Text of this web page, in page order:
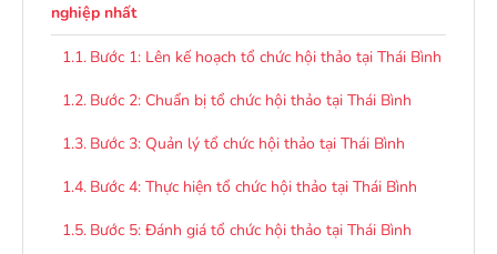
nghiệp nhất
Bước 1: Lên kế hoạch tổ chức hội thảo tại Thái Bình
Bước 2: Chuẩn bị tổ chức hội thảo tại Thái Bình
Bước 3: Quản lý tổ chức hội thảo tại Thái Bình
Bước 4: Thực hiện tổ chức hội thảo tại Thái Bình
Bước 5: Đánh giá tổ chức hội thảo tại Thái Bình